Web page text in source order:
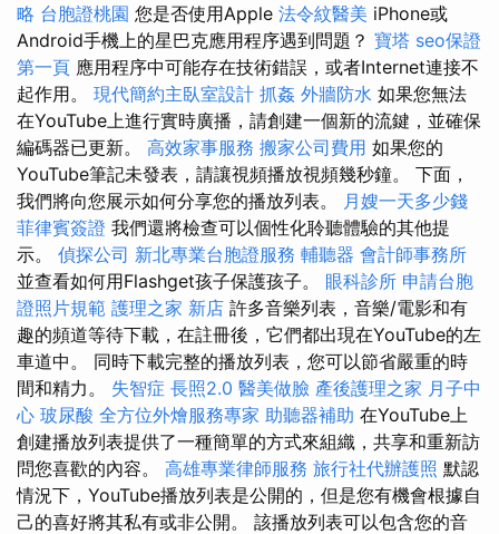
略 台胞證桃園 您是否使用Apple 法令紋醫美 iPhone或
Android手機上的星巴克應用程序遇到問題？ 寶塔 seo保證
第一頁 應用程序中可能存在技術錯誤，或者Internet連接不
起作用。 現代簡約主臥室設計 抓姦 外牆防水 如果您無法
在YouTube上進行實時廣播，請創建一個新的流鍵，並確保
編碼器已更新。 高效家事服務 搬家公司費用 如果您的
YouTube筆記未發表，請讓視頻播放視頻幾秒鐘。 下面，
我們將向您展示如何分享您的播放列表。 月嫂一天多少錢
菲律賓簽證 我們還將檢查可以個性化聆聽體驗的其他提
示。 偵探公司 新北專業台胞證服務 輔聽器 會計師事務所
並查看如何用Flashget孩子保護孩子。 眼科診所 申請台胞
證照片規範 護理之家 新店 許多音樂列表，音樂/電影和有
趣的頻道等待下載，在註冊後，它們都出現在YouTube的左
車道中。 同時下載完整的播放列表，您可以節省嚴重的時
間和精力。 失智症 長照2.0 醫美做臉 產後護理之家 月子中
心 玻尿酸 全方位外燴服務專家 助聽器補助 在YouTube上
創建播放列表提供了一種簡單的方式來組織，共享和重新訪
問您喜歡的內容。 高雄專業律師服務 旅行社代辦護照 默認
情況下，YouTube播放列表是公開的，但是您有機會根據自
己的喜好將其私有或非公開。 該播放列表可以包含您的音